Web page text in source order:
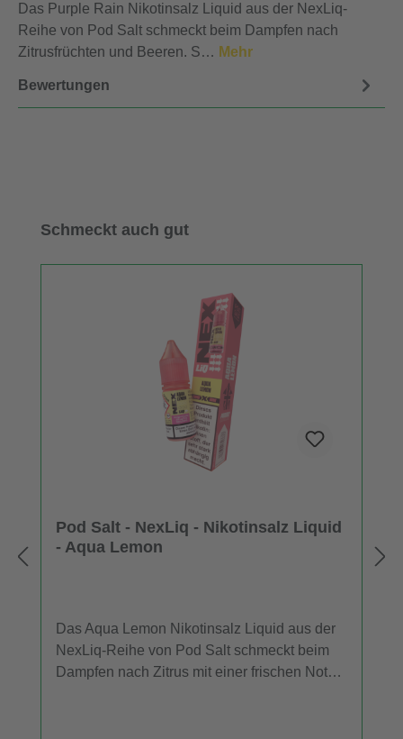
Das Purple Rain Nikotinsalz Liquid aus der NexLiq-
Reihe von Pod Salt schmeckt beim Dampfen nach
Zitrusfrüchten und Beeren. S… Mehr
Bewertungen
Produktgalerie überspringen
Schmeckt auch gut
Pod Salt - NexLiq - Nikotinsalz Liquid
- Aqua Lemon
Das Aqua Lemon Nikotinsalz Liquid aus der
NexLiq-Reihe von Pod Salt schmeckt beim
Dampfen nach Zitrus mit einer frischen Note.